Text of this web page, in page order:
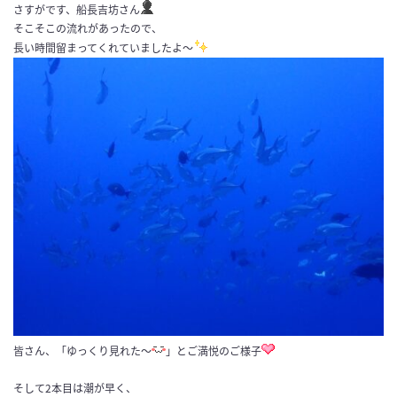
さすがです、船長吉坊さん
そこそこの流れがあったので、
長い時間留まってくれていましたよ～
皆さん、「ゆっくり見れた～ 」とご満悦のご様子
そして2本目は潮が早く、